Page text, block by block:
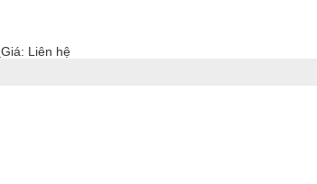
Giá: Liên hệ